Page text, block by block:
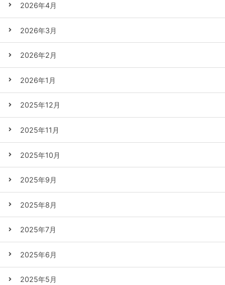
2026年4月
2026年3月
2026年2月
2026年1月
2025年12月
2025年11月
2025年10月
2025年9月
2025年8月
2025年7月
2025年6月
2025年5月